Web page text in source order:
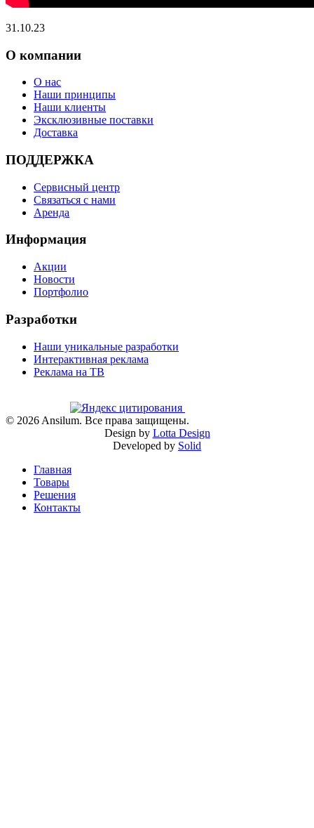
31.10.23
О компании
О нас
Наши принципы
Наши клиенты
Эксклюзивные поставки
Доставка
ПОДДЕРЖКА
Сервисный центр
Связаться с нами
Аренда
Информация
Акции
Новости
Портфолио
Разработки
Наши уникальные разработки
Интерактивная реклама
Реклама на ТВ
© 2026 Ansilum. Все права защищены.
Design by Lotta Design
Developed by Solid
Главная
Товары
Решения
Контакты